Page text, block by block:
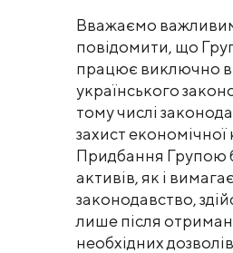
Вважаємо
повідомити, що
працює виключно
українського
тому числі
захист економічної
Придбання Групою
активів, як і
законодавство,
лише після
необхідних